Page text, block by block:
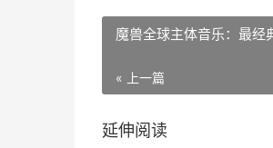
魔兽全球主体音乐：最经
« 上一篇
延伸阅读